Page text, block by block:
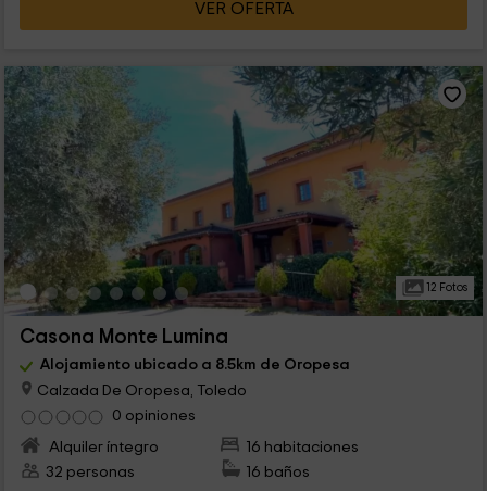
VER OFERTA
12 Fotos
Casona Monte Lumina
Alojamiento ubicado a 8.5km de Oropesa
Calzada De Oropesa, Toledo
0 opiniones
Alquiler íntegro
16 habitaciones
32 personas
16 baños